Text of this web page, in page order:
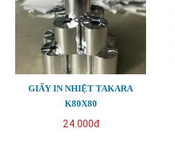
GIẤY IN NHIỆT TAKARA
K80X80
24.000đ